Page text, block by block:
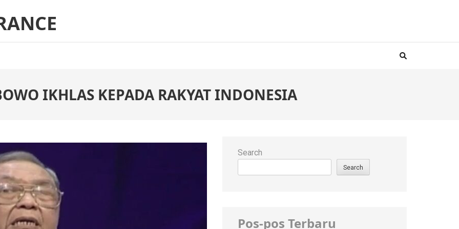
IKHLAS KEPADA RAKYAT INDONESIA
Search
Search
Pos-pos Terbaru